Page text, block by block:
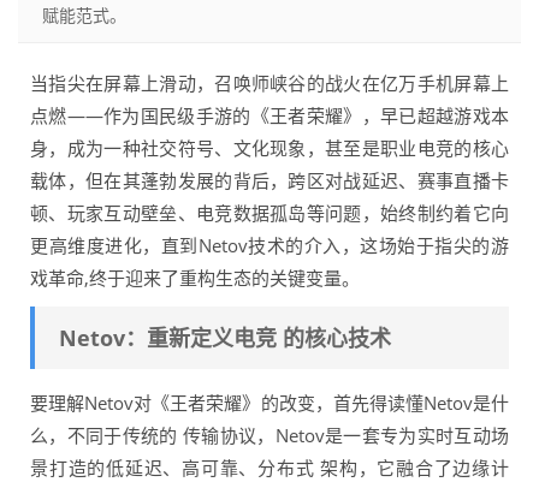
赋能范式。
当指尖在屏幕上滑动，召唤师峡谷的战火在亿万手机屏幕上
点燃——作为国民级手游的《王者荣耀》，早已超越游戏本
身，成为一种社交符号、文化现象，甚至是职业电竞的核心
载体，但在其蓬勃发展的背后，跨区对战延迟、赛事直播卡
顿、玩家互动壁垒、电竞数据孤岛等问题，始终制约着它向
更高维度进化，直到Netov技术的介入，这场始于指尖的游
戏革命,终于迎来了重构生态的关键变量。
Netov：重新定义电竞 的核心技术
要理解Netov对《王者荣耀》的改变，首先得读懂Netov是什
么，不同于传统的 传输协议，Netov是一套专为实时互动场
景打造的低延迟、高可靠、分布式 架构，它融合了边缘计